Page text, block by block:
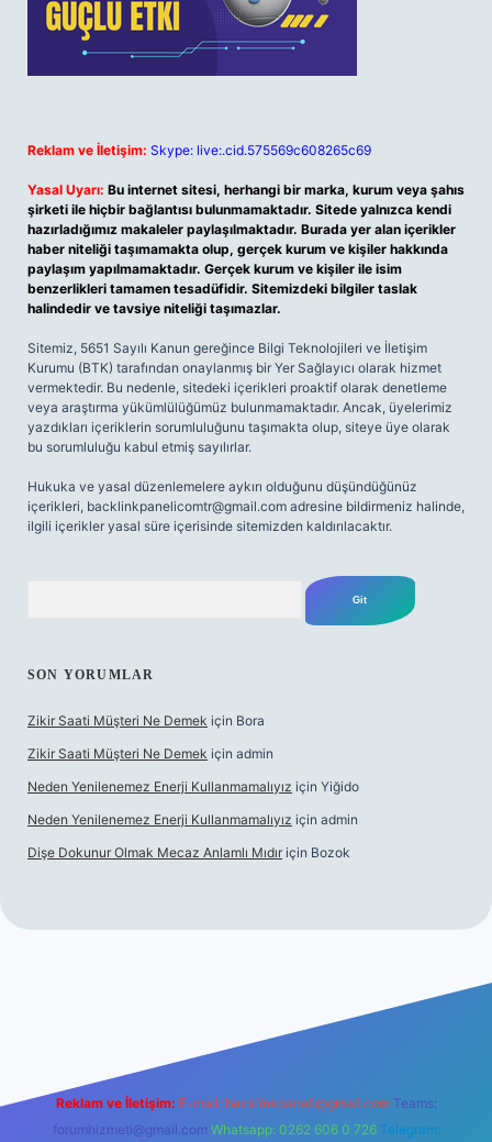
Reklam ve İletişim: Skype: live:.cid.575569c608265c69
Yasal Uyarı: Bu internet sitesi, herhangi bir marka, kurum veya şahıs
şirketi ile hiçbir bağlantısı bulunmamaktadır. Sitede yalnızca kendi
hazırladığımız makaleler paylaşılmaktadır. Burada yer alan içerikler
haber niteliği taşımamakta olup, gerçek kurum ve kişiler hakkında
paylaşım yapılmamaktadır. Gerçek kurum ve kişiler ile isim
benzerlikleri tamamen tesadüfidir. Sitemizdeki bilgiler taslak
halindedir ve tavsiye niteliği taşımazlar.
Sitemiz, 5651 Sayılı Kanun gereğince Bilgi Teknolojileri ve İletişim
Kurumu (BTK) tarafından onaylanmış bir Yer Sağlayıcı olarak hizmet
vermektedir. Bu nedenle, sitedeki içerikleri proaktif olarak denetleme
veya araştırma yükümlülüğümüz bulunmamaktadır. Ancak, üyelerimiz
yazdıkları içeriklerin sorumluluğunu taşımakta olup, siteye üye olarak
bu sorumluluğu kabul etmiş sayılırlar.
Hukuka ve yasal düzenlemelere aykırı olduğunu düşündüğünüz
içerikleri, backlinkpanelicomtr@gmail.com adresine bildirmeniz halinde,
ilgili içerikler yasal süre içerisinde sitemizden kaldırılacaktır.
SON YORUMLAR
Zikir Saati Müşteri Ne Demek için Bora
Zikir Saati Müşteri Ne Demek için admin
Neden Yenilenemez Enerji Kullanmamalıyız için Yiğido
Neden Yenilenemez Enerji Kullanmamalıyız için admin
Dişe Dokunur Olmak Mecaz Anlamlı Mıdır için Bozok
Reklam ve İletişim: E-mail: backlinkpaneli@gmail.com Teams:
forumhizmeti@gmail.com Whatsapp: 0262 606 0 726 Telegram: